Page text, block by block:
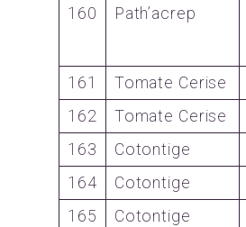
160 Path’acrep
161
Tomate Cerise
162
Tomate Cerise
163
Cotontige
164
Cotontige
165
Cotontige